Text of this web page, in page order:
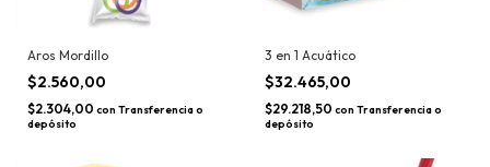
Aros Mordillo
$2.560,00
$2.304,00 con Transferencia o
depósito
3 en 1 Acuático
$32.465,00
$29.218,50 con Transferencia o
depósito